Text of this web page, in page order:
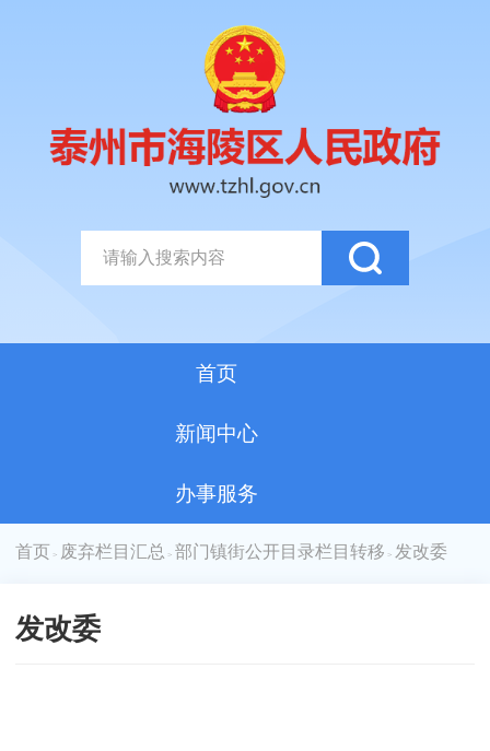
首页
新闻中心
办事服务
首页 > 废弃栏目汇总 > 部门镇街公开目录栏目转移 >发改委
发改委